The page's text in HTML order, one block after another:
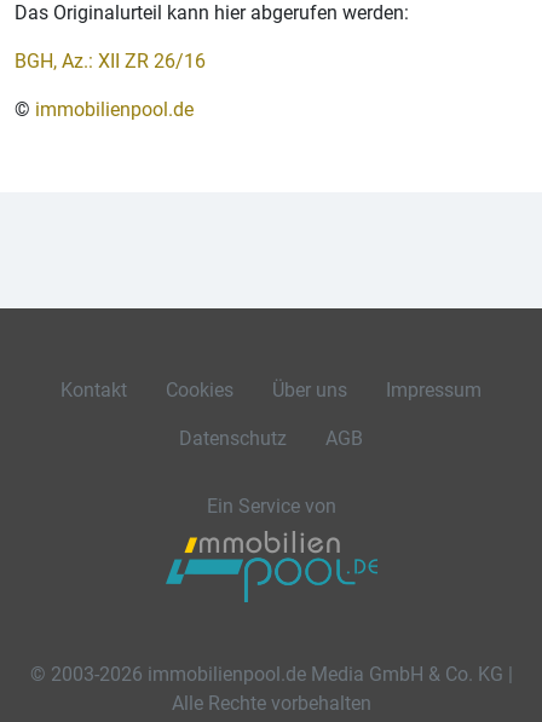
Das Originalurteil kann hier abgerufen werden:
BGH, Az.: XII ZR 26/16
© immobilienpool.de
Kontakt Cookies Über uns Impressum
Datenschutz AGB
Ein Service von
© 2003-2026 immobilienpool.de Media GmbH & Co. KG |
Alle Rechte vorbehalten